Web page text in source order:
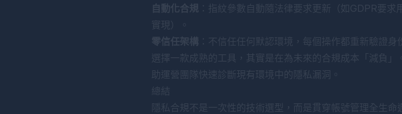
自動化合規 ：指紋參數自動隨法律要求更新（如GDPR要
實現）。
零信任架構 ：不信任任何默認環境，每個操作都重新驗證身
選擇一款成熟的工具，其實是在為未來的合規成本「減負
助運營團隊快速診斷現有環境中的隱私漏洞。
總結
隱私合規不是一次性的技術選型，而是貫穿帳號管理全生